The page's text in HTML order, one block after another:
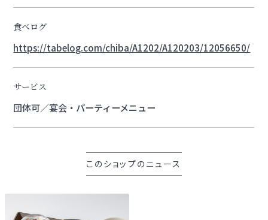
食べログ
https://tabelog.com/chiba/A1202/A120203/12056650/
サービス
団体可／宴会・パーティーメニュー
このショップのニュース